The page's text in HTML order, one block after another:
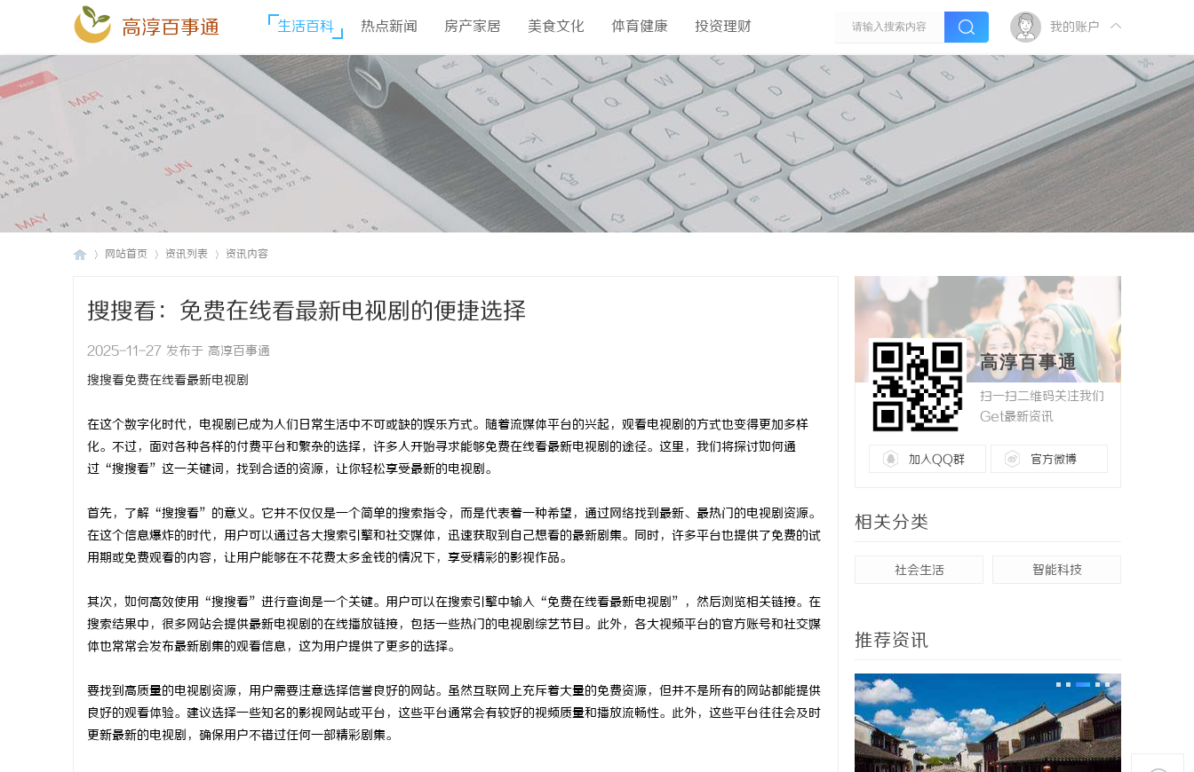
高淳百事通 生活百科 热点新闻 房产家居 美食文化 体育健康 投资理财 我的账户
网站首页 资讯列表 资讯内容
搜搜看：免费在线看最新电视剧的便捷选择
2025-11-27 发布于 高淳百事通
搜搜看免费在线看最新电视剧
在这个数字化时代，电视剧已成为人们日常生活中不可或缺的娱乐方式。随着流媒体平台的兴起，观看电视剧的方式也变得更加多样
化。不过，面对各种各样的付费平台和繁杂的选择，许多人开始寻求能够免费在线看最新电视剧的途径。这里，我们将探讨如何通
过“搜搜看”这一关键词，找到合适的资源，让你轻松享受最新的电视剧。
首先，了解“搜搜看”的意义。它并不仅仅是一个简单的搜索指令，而是代表着一种希望，通过网络找到最新、最热门的电视剧资源。
在这个信息爆炸的时代，用户可以通过各大搜索引擎和社交媒体，迅速获取到自己想看的最新剧集。同时，许多平台也提供了免费的试
用期或免费观看的内容，让用户能够在不花费太多金钱的情况下，享受精彩的影视作品。
其次，如何高效使用“搜搜看”进行查询是一个关键。用户可以在搜索引擎中输入“免费在线看最新电视剧”，然后浏览相关链接。在
搜索结果中，很多网站会提供最新电视剧的在线播放链接，包括一些热门的电视剧综艺节目。此外，各大视频平台的官方账号和社交媒
体也常常会发布最新剧集的观看信息，这为用户提供了更多的选择。
要找到高质量的电视剧资源，用户需要注意选择信誉良好的网站。虽然互联网上充斥着大量的免费资源，但并不是所有的网站都能提供
良好的观看体验。建议选择一些知名的影视网站或平台，这些平台通常会有较好的视频质量和播放流畅性。此外，这些平台往往会及时
更新最新的电视剧，确保用户不错过任何一部精彩剧集。
高淳百事通
扫一扫二维码关注我们
Get最新资讯
加入QQ群 官方微博
相关分类
社会生活 智能科技
推荐资讯